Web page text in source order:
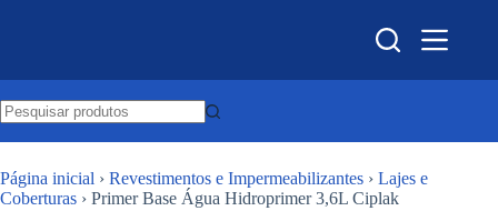
Página inicial › Revestimentos e Impermeabilizantes › Lajes e
Coberturas › Primer Base Água Hidroprimer 3,6L Ciplak